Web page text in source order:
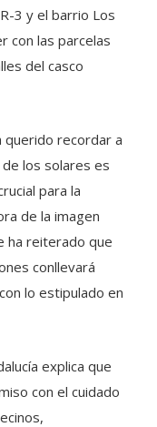
3 y el barrio Los
con las parcelas
del casco
querido recordar a
los solares es
para la
de la imagen
ha reiterado que
conllevará
lo estipulado en
explica que
con el cuidado